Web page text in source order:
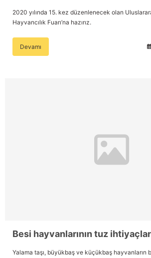
2020 yılında 15. kez düzenlenecek olan
Hayvancılık Fuarı’na hazırız.
Devamı
Besi hayvanlarının tuz
Yalama taşı, büyükbaş ve küçükbaş hayvanların